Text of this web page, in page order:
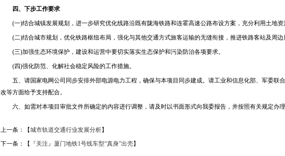
四、下步工作要求
(一)结合城镇发展规划，进一步研究优化线路沿既有陇海铁路和连霍高速公路布设方案，充分利用土地资
(二)结合城市规划，优化铁路枢纽布局，强化与其他交通方式旅客运输的无缝衔接，推进铁路客站及周边
(三)加强生态环境保护，建设和运营中要切实落实生态保护和污染防治各项要求。
(四)强化防范、化解社会稳定风险的工作措施。
五、请国家电网公司同步安排外部电源电力工程，确保与本项目同步建成。请工业和信息化部、军委联
改等方面给予支持配合。
六、如需对本项目审批文件所确定的内容进行调整，请及时以书面形式向我委报告，并按照有关规定办理
上一条：【城市轨道交通行业发展分析】
下一条：【
『关注』厦门地铁1号线车型“真身”出壳】